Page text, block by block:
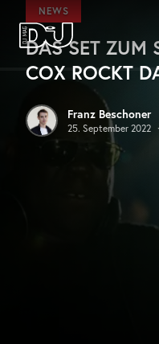
Zum Hauptinhalt springen
DJ Mag Germany
NEWS
DAS SET ZUM
COX ROCKT
Franz Beschoner
25. September 2022 ·